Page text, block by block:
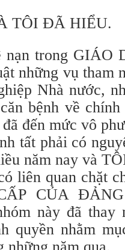
TÔI ĐÃ HIỂU.
nạn trong GIÁO
những vụ tham
Nhà nước,
bệnh về
đến mức vô
tất phải có
năm nay và
liên quan chặt
CỦA
này đã thay
quyền nhằm